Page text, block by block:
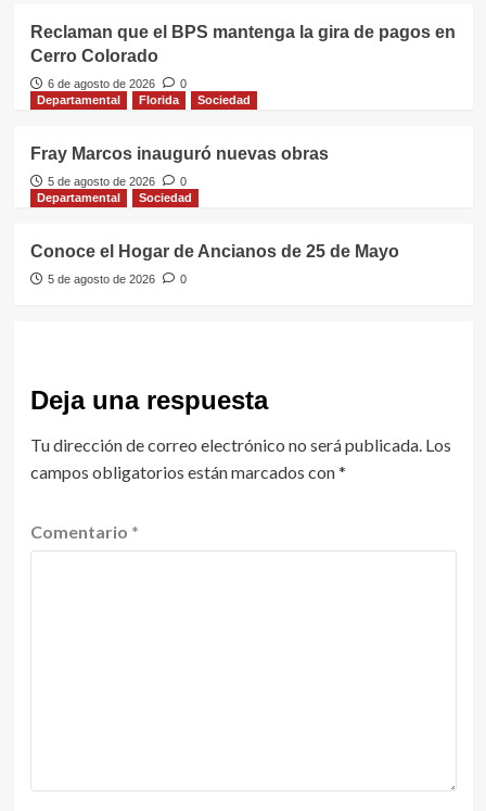
Reclaman que el BPS mantenga la gira de pagos en
Cerro Colorado
6 de agosto de 2026
0
Departamental
Florida Sociedad
Fray Marcos inauguró nuevas obras
5 de agosto de 2026
0
Departamental
Sociedad
Conoce el Hogar de Ancianos de 25 de Mayo
5 de agosto de 2026 0
Deja una respuesta
Tu dirección de correo electrónico no será publicada. Los
campos obligatorios están marcados con*
Comentario *